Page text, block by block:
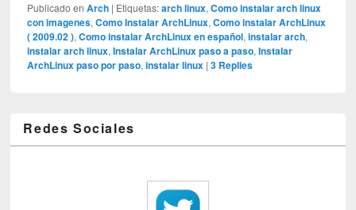
Publicado en Arch | Etiquetas: arch linux,Como instalar arch linux
con imagenes,Como Instalar ArchLinux,Como instalar ArchLinux
( 2009.02 ),Como instalar ArchLinux en español,instalar arch,
instalar arch linux,Instalar ArchLinux paso a paso,Instalar
ArchLinux paso por paso,instalar linux |3 Replies
Redes Sociales